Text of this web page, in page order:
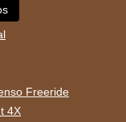
Freeride
4X